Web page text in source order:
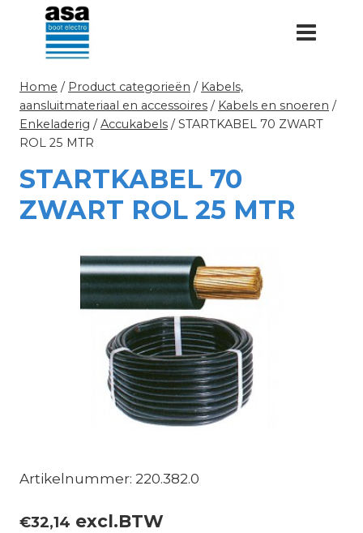
Doorgaan
inhoud
Home / Product categorieën / Kabels,
aansluitmateriaal en accessoires / Kabels en snoeren /
Enkeladerig / Accukabels / STARTKABEL 70 ZWART
ROL 25 MTR
STARTKABEL 70
ZWART ROL 25 MTR
Artikelnummer: 220.382.0
€32,14 excl.BTW